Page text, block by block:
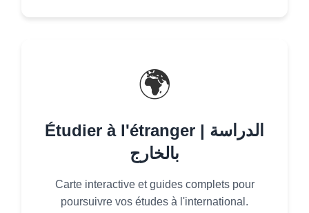
🌍
Étudier à l'étranger | الدراسة
بالخارج
Carte interactive et guides complets pour
poursuivre vos études à l'international.